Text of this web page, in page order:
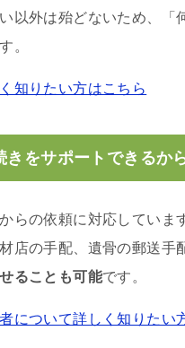
以外は殆どないため、
。
知りたい方はこちら
をサポートできるか
らの依頼に対応していま
店の手配、遺骨の郵送手
ることも可能です。
について詳しく知りたい